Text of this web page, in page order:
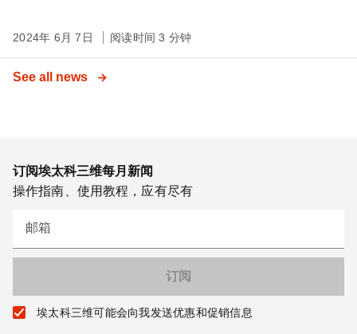
2024年 6月 7日 阅读时间 3 分钟
See all news
订阅埃太科三维每月新闻
操作指南、使用教程，应有尽有
邮箱
埃太科三维可能会向我发送优惠和促销信息